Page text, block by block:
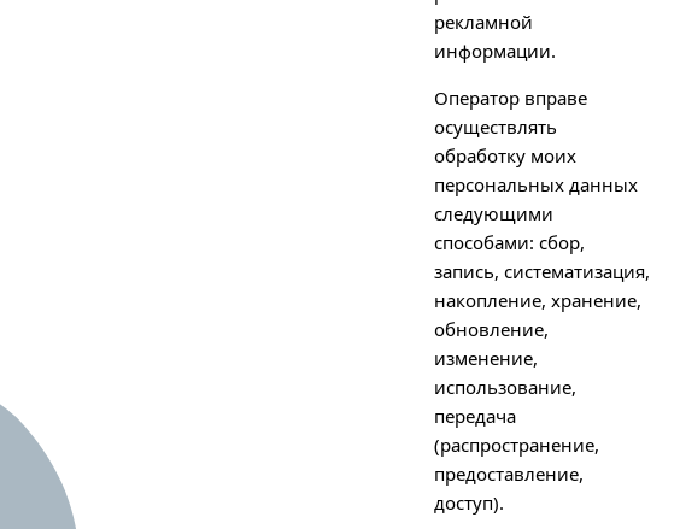
рекламной
информации.
Оператор вправе
осуществлять
обработку моих
персональных данных
следующими
способами: сбор,
запись, систематизация,
накопление, хранение,
обновление,
изменение,
использование,
передача
(распространение,
предоставление,
доступ).